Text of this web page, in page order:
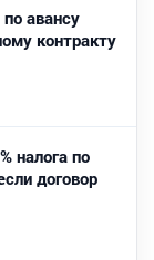
авансу
контракту
налога по
договор